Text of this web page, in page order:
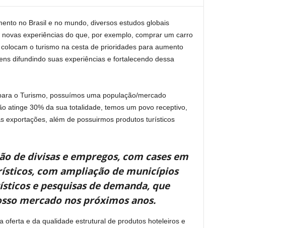
no Brasil e no mundo, diversos estudos globais
experiências do que, por exemplo, comprar um carro
o turismo na cesta de prioridades para aumento
difundindo suas experiências e fortalecendo dessa
o Turismo, possuímos uma população/mercado
atinge 30% da sua totalidade, temos um povo receptivo,
exportações, além de possuirmos produtos turísticos
de divisas e empregos, com cases em
com ampliação de municípios
e pesquisas de demanda, que
mercado nos próximos anos.
e da qualidade estrutural de produtos hoteleiros e